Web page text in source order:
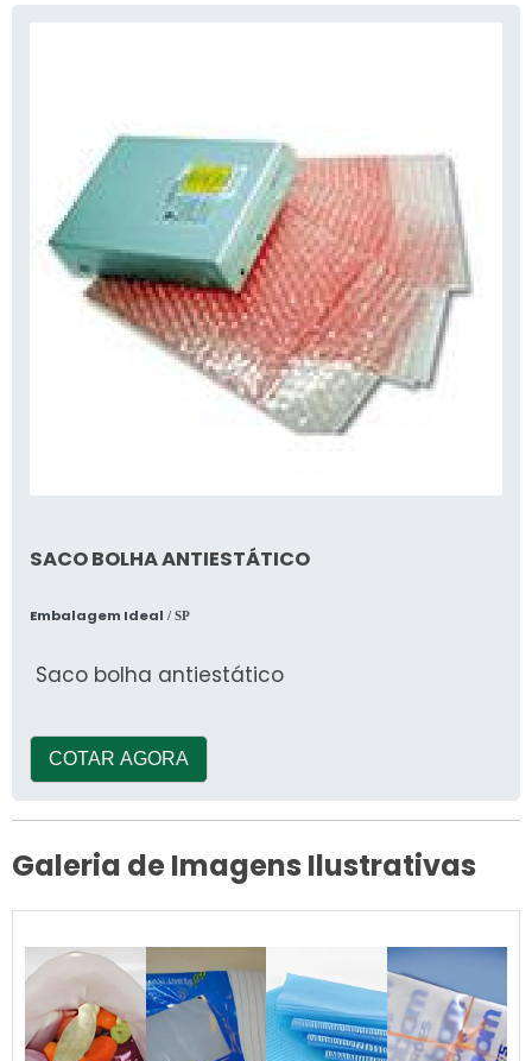
SACO BOLHA ANTIESTÁTICO
Embalagem Ideal / SP
Saco bolha antiestático
COTAR AGORA
Galeria de Imagens Ilustrativas